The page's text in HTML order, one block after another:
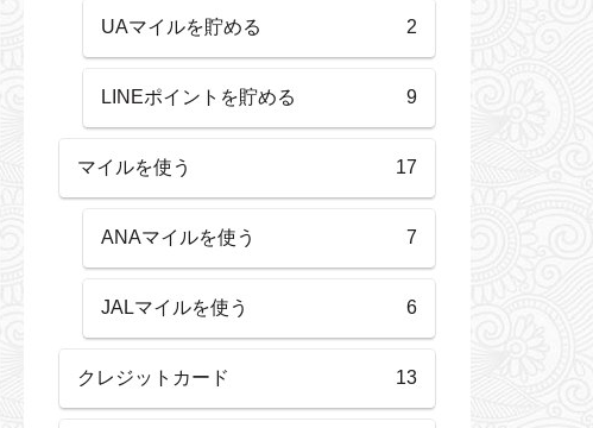
UAマイルを貯める 2
LINEポイントを貯める 9
マイルを使う 17
ANAマイルを使う 7
JALマイルを使う 6
クレジットカード 13